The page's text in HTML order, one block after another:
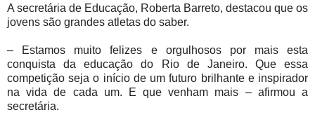
A secretária de Educação, Roberta Barreto, destacou que os
jovens são grandes atletas do saber.
– Estamos muito felizes e orgulhosos por mais esta
conquista da educação do Rio de Janeiro. Que essa
competição seja o início de um futuro brilhante e inspirador
na vida de cada um. E que venham mais – afirmou a
secretária.